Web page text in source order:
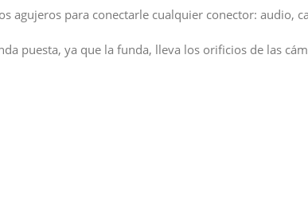
agujeros para conectarle cualquier conector: audio,
puesta, ya que la funda, lleva los orificios de las